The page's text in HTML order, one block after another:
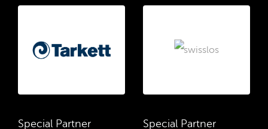
Special Partner Special Partner